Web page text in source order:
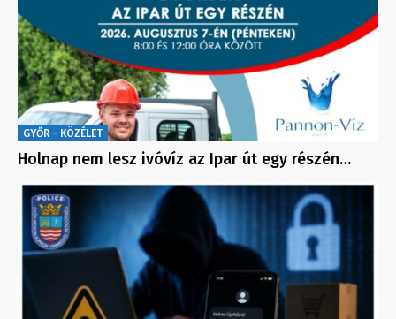
GYŐR - KÖZÉLET
Holnap nem lesz ivóvíz az Ipar út egy részén…